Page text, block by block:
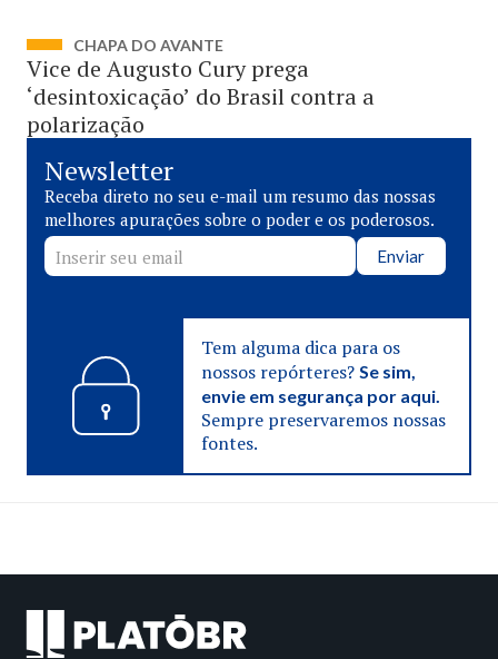
CHAPA DO AVANTE
Vice de Augusto Cury prega
‘desintoxicação’ do Brasil contra a
polarização
Newsletter
Receba direto no seu e-mail um resumo das nossas
melhores apurações sobre o poder e os poderosos.
Enviar
Tem alguma dica para os
nossos repórteres? Se sim,
envie em segurança por aqui.
Sempre preservaremos nossas
fontes.